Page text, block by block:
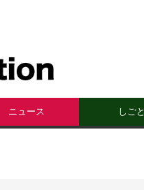
ニュース しごと